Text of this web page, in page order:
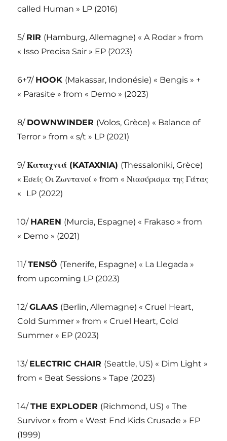
called Human » LP (2016)
5/ RIR (Hamburg, Allemagne) « A Rodar » from
« Isso Precisa Sair » EP (2023)
6+7/ HOOK (Makassar, Indonésie) « Bengis » +
« Parasite » from « Demo » (2023)
8/ DOWNWINDER (Volos, Grèce) « Balance of
Terror » from « s/t » LP (2021)
9/Καταχνιά (KATAXNIA) (Thessaloniki, Grèce)
« Εσείς Οι Ζωντανοί » from « Νιαούρισμα της Γάτας
«
LP (2022)
10/ HAREN (Murcia, Espagne) « Frakaso » from
« Demo » (2021)
11/TENSÖ (Tenerife, Espagne) « La Llegada »
from upcoming LP (2023)
12/GLAAS (Berlin, Allemagne) « Cruel Heart,
Cold Summer » from « Cruel Heart, Cold
Summer » EP (2023)
13/ ELECTRIC CHAIR (Seattle, US) « Dim Light »
from « Beat Sessions » Tape (2023)
14/THE EXPLODER (Richmond, US) « The
Survivor » from « West End Kids Crusade » EP
(1999)